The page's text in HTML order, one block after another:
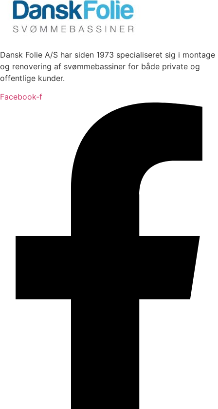
Dansk Folie A/S har siden 1973 specialiseret sig i montage
og renovering af svømmebassiner for både private og
offentlige kunder.
Facebook-f